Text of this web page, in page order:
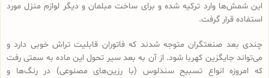
این شمش‌ها وارد ترکیه شده و برای ساخت مبلمان و دیگر لوازم منزل مورد
استفاده قرار گرفت.
چندی بعد صنعتگران متوجه شدند که فاتوران قابلیت تراش خوبی دارد و
می‌تواند جایگزین کهربا شود. از آن به بعد سیر تحول این ماده به سمتی رفت
که امروزه انواع تسبیح‌ سندلوس (با رزین‌های مصنوعی) در رنگ‌ها و